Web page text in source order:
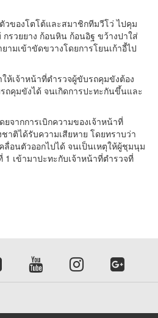
วของโตโต้และสมาชิกทีมวีโว่ ไปคุม
รวยยาง ก้อนหิน ก้อนอิฐ ขว้างปาใส่
ามเข้าขัดขวางโดยการโยนเก้าอี้ไป
ห้เจ้าหน้าที่ตำรวจผู้ขับรถคุมขังต้อง
ถคุมขังได้ จนเกิดการปะทะกันขึ้นและ
จากการเบิกความของเจ้าหน้าที่
าติได้รับความเสียหาย โดยทราบว่า
ลื่อนตัวออกไปได้ จนเป็นเหตุให้ผู้ชุมนุม
1 เข้ามาปะทะกับเจ้าหน้าที่ตำรวจที่